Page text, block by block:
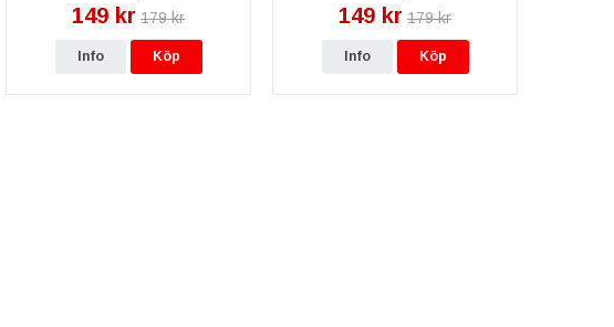
149 kr 179 kr
Info Köp
149 kr 179 kr
Info Köp